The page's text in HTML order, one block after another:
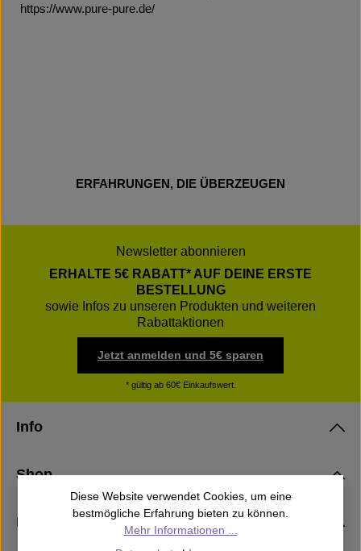
https://www.pure-pure.de/
ERFAHRUNGEN, DIE ÜBERZEUGEN
Newsletter abonnieren
ERHALTE 5€ RABATT* AUF DEINE ERSTE
BESTELLUNG
sowie Infos zu unseren Produkten und weiteren
Rabattaktionen
Jetzt anmelden und 5€ sparen
* gültig ab 60€ Einkaufswert.
Info
Shop
Rechtliches
Diese Website verwendet Cookies, um eine
bestmögliche Erfahrung bieten zu können.
Mehr Informationen ...